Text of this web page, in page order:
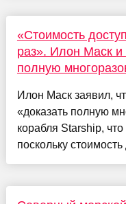
«Стоимость
раз». Илон Маск и
полную
Илон Маск заявил,
«доказать полную
корабля Starship,
поскольку